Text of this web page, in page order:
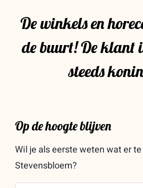
De winkels en
de buurt! De klant
steeds
Op de hoogte blijven
Wil je als eerste weten wat er
Stevensbloem?